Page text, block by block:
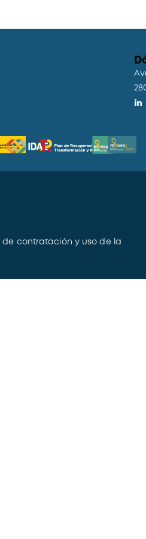
de contratación y uso de la